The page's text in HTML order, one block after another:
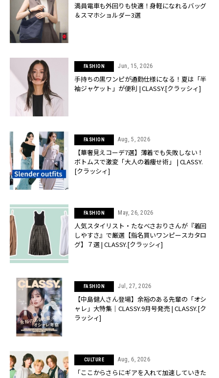
満員電車も外回りも快適！身軽になれるバッグ
＆スマホショルダー3選
FASHION Jun, 15, 2026
手持ちの黒ワンピが通勤仕様になる！夏は「半
袖ジャケット」が便利 | CLASSY.[クラッシィ]
FASHION Aug, 5, 2026
【華奢見えコーデ7選】薄着でも失敗しない！
ボトムスで激変「大人の着痩せ術」 | CLASSY.
[クラッシィ]
FASHION May, 26, 2026
人気スタイリスト・たなべさおりさんが『着回
しやすさ』で厳選【指名買いワンピースカタロ
グ】７選 | CLASSY.[クラッシィ]
FASHION Jul, 27, 2026
【中島健人さん登場】余裕のある先輩の「オシ
ャレ」大特集｜CLASSY.9月号発売 | CLASSY.[ク
ラッシィ]
CULTURE Aug, 6, 2026
「ここからさらにギアを入れて加速していきた